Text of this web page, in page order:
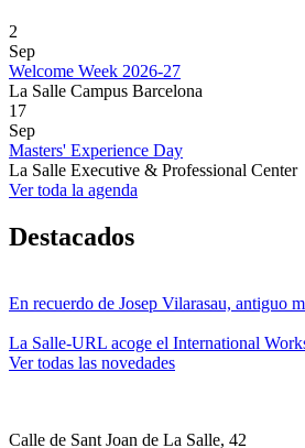
2
Sep
Welcome Week 2026-27
La Salle Campus Barcelona
17
Sep
Masters' Experience Day
La Salle Executive & Professional Center
Ver toda la agenda
Destacados
En recuerdo de Josep Vilarasau, antiguo
La Salle-URL acoge el International
Ver todas las novedades
Calle de Sant Joan de La Salle, 42